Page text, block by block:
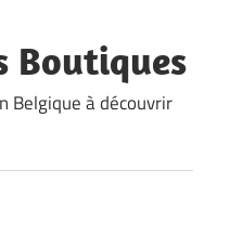
Boutiques
Belgique à découvrir